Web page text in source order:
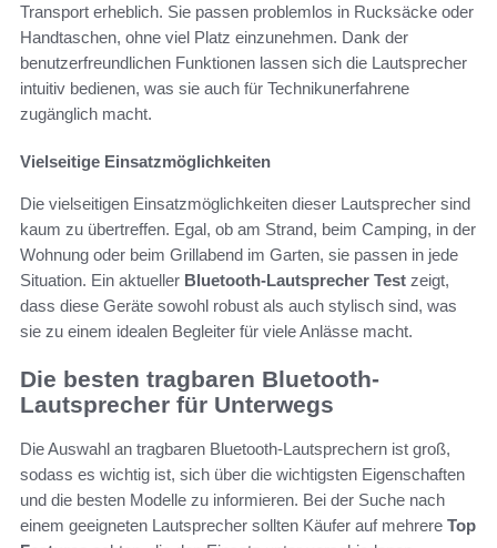
Transport erheblich. Sie passen problemlos in Rucksäcke oder
Handtaschen, ohne viel Platz einzunehmen. Dank der
benutzerfreundlichen Funktionen lassen sich die Lautsprecher
intuitiv bedienen, was sie auch für Technikunerfahrene
zugänglich macht.
Vielseitige Einsatzmöglichkeiten
Die vielseitigen Einsatzmöglichkeiten dieser Lautsprecher sind
kaum zu übertreffen. Egal, ob am Strand, beim Camping, in der
Wohnung oder beim Grillabend im Garten, sie passen in jede
Situation. Ein aktueller Bluetooth-Lautsprecher Test zeigt,
dass diese Geräte sowohl robust als auch stylisch sind, was
sie zu einem idealen Begleiter für viele Anlässe macht.
Die besten tragbaren Bluetooth-
Lautsprecher für Unterwegs
Die Auswahl an tragbaren Bluetooth-Lautsprechern ist groß,
sodass es wichtig ist, sich über die wichtigsten Eigenschaften
und die besten Modelle zu informieren. Bei der Suche nach
einem geeigneten Lautsprecher sollten Käufer auf mehrere Top